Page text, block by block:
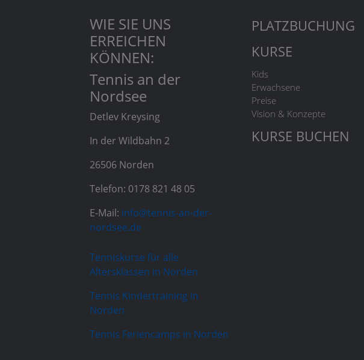
WIE SIE UNS
ERREICHEN
KÖNNEN:
Tennis an der
Nordsee
Detlev Kreysing
In der Wildbahn 2
26506 Norden
Telefon: 0178 821 48 05
E-Mail: info@tennis-an-der-
nordsee.de
PLATZBUCHUNG
KURSE
Kids
Erwachsene
Preise
Vision & Konzepte
KURSE BUCHEN
Tenniskurse für alle
Altersklassen in Norden
Tennis Kindertraining in
Norden
Tennis Feriencamps in Norden